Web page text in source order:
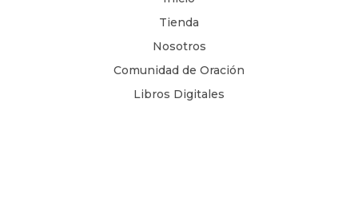
Tienda
Nosotros
Comunidad de Oración
Libros Digitales